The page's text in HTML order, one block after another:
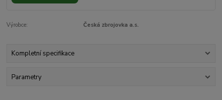
Výrobce: Česká zbrojovka a.s.
Kompletní specifikace
Parametry